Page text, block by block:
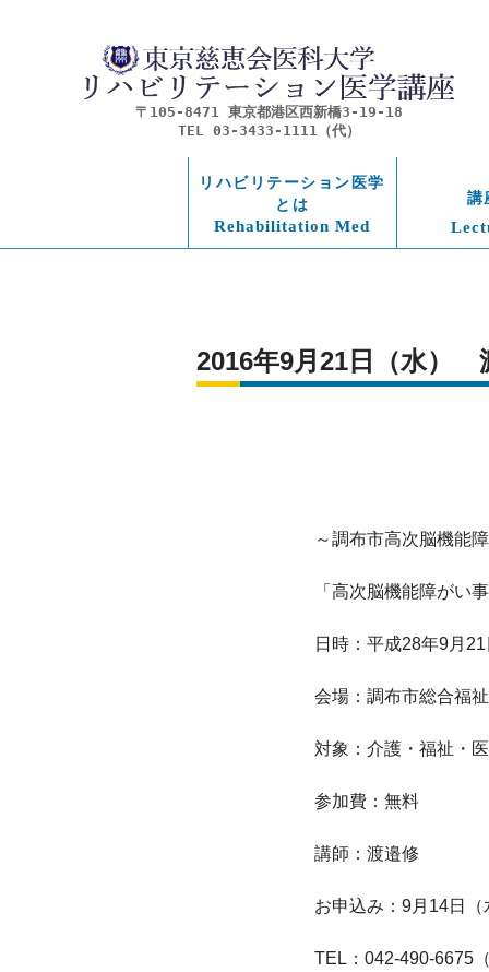
〒105-8471 東京都港区西新橋3-19-18
TEL 03-3433-1111（代）
リハビリテーション医学
とは
Rehabilitation Med
講
2016年9月21日（水）
～調布市高次脳機能
「高次脳機能障がい
日時：平成28年9月
会場：調布市総合福
対象：介護・福祉・
参加費：無料
講師：渡邉修
お申込み：9月14日
TEL：042-490-6675